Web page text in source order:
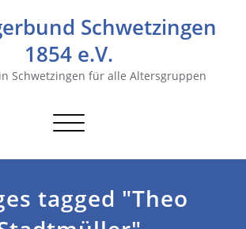
Schwetzingen
1854 e.V.
Schwetzingen für alle Altersgruppen
Navigation
tagged "Theo